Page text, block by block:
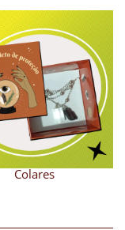
Ecobags